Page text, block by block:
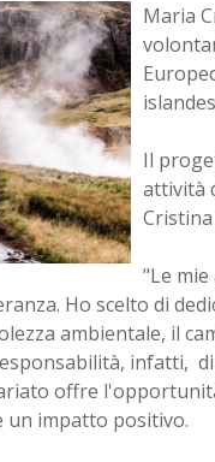
Maria
Il
attività
"Le
Ho scelto di
ambientale, il
infatti,
offre
un impatto positivo.